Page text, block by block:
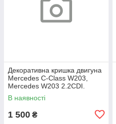
Декоративна кришка двигуна
Mercedes C-Class W203,
Mercedes W203 2.2CDI.
A6460100467.
В наявності
1 500 ₴